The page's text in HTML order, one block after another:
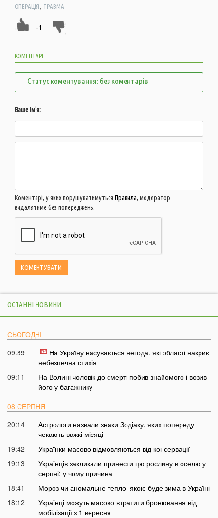
ОПЕРАЦІЯ, ТРАВМА
-1
КОМЕНТАРІ:
Статус коментування: без коментарів
Ваше ім'я:
Коментарі, у яких порушуватимуться Правила, модератор
видалятиме без попереджень.
ОСТАННІ НОВИНИ
СЬОГОДНІ
09:39
На Україну насувається негода: які області накриє
небезпечна стихія
09:11
На Волині чоловік до смерті побив знайомого і возив
його у багажнику
08 СЕРПНЯ
20:14
Астрологи назвали знаки Зодіаку, яких попереду
чекають важкі місяці
19:42
Українки масово відмовляються від консервації
19:13
Українців закликали принести цю рослину в оселю у
серпні: у чому причина
18:41
Мороз чи аномальне тепло: якою буде зима в Україні
18:12
Українці можуть масово втратити бронювання від
мобілізації з 1 вересня